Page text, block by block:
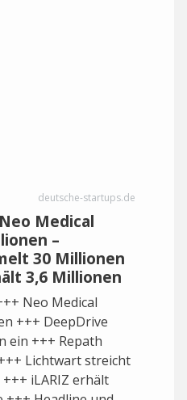
deutsche-startups.de
Medical
–
30 Millionen
3,6 Millionen
Neo Medical
+++ DeepDrive
ein +++ Repath
Lichtwart streicht
iLARIZ erhält